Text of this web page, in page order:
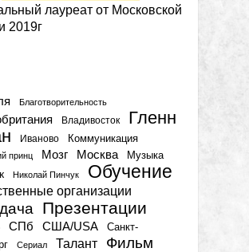
лауреат от Московской
2019г
Благотворительность
Владивосток
Гленн
Иваново Коммуникация
принц Мозг Москва Музыка
Николай Пинчук Обучение
организации
Презентации
СПб США/USA
Санкт-
Сериал Талант Фильм